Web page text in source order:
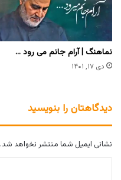
نماهنگ | آرام جانم می رود …
دی ۱۷, ۱۴۰۱
دیدگاهتان را بنویسید
نشانی ایمیل شما منتشر نخواهد شد.